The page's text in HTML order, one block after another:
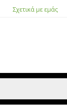
Σχετικά με εμάς